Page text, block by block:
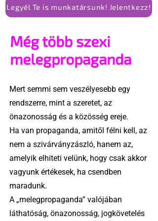
Legyél Te is munkatársunk! Jelentkezz!
Még több szexi
melegpropaganda
Mert semmi sem veszélyesebb egy
rendszerre, mint a szeretet, az
önazonosság és a közösség ereje.
Ha van propaganda, amitől félni kell, az
nem a szivárványzászló, hanem az,
amelyik elhiteti velünk, hogy csak akkor
vagyunk értékesek, ha csendben
maradunk.
A „melegpropaganda” valójában
láthatóság, önazonosság, jogkövetelés